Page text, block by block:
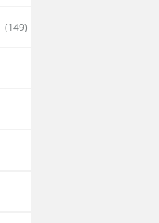
(149)